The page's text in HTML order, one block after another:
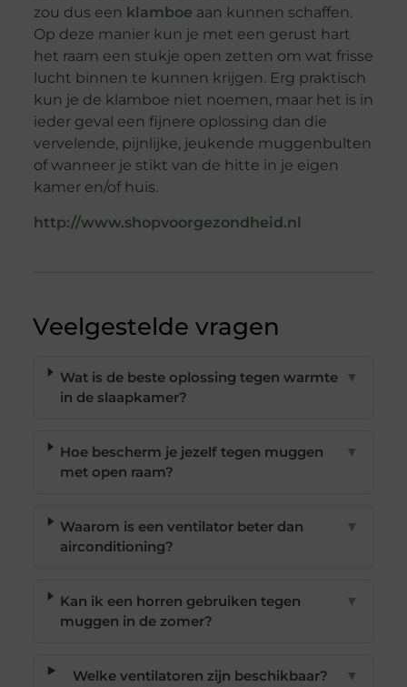
zou dus een klamboe aan kunnen schaffen.
Op deze manier kun je met een gerust hart
het raam een stukje open zetten om wat frisse
lucht binnen te kunnen krijgen. Erg praktisch
kun je de klamboe niet noemen, maar het is in
ieder geval een fijnere oplossing dan die
vervelende, pijnlijke, jeukende muggenbulten
of wanneer je stikt van de hitte in je eigen
kamer en/of huis.
http://www.shopvoorgezondheid.nl
Veelgestelde vragen
Wat is de beste oplossing tegen warmte
in de slaapkamer?
▼
Hoe bescherm je jezelf tegen muggen
met open raam?
▼
Waarom is een ventilator beter dan
airconditioning?
▼
Kan ik een horren gebruiken tegen
muggen in de zomer?
▼
Welke ventilatoren zijn beschikbaar? ▼